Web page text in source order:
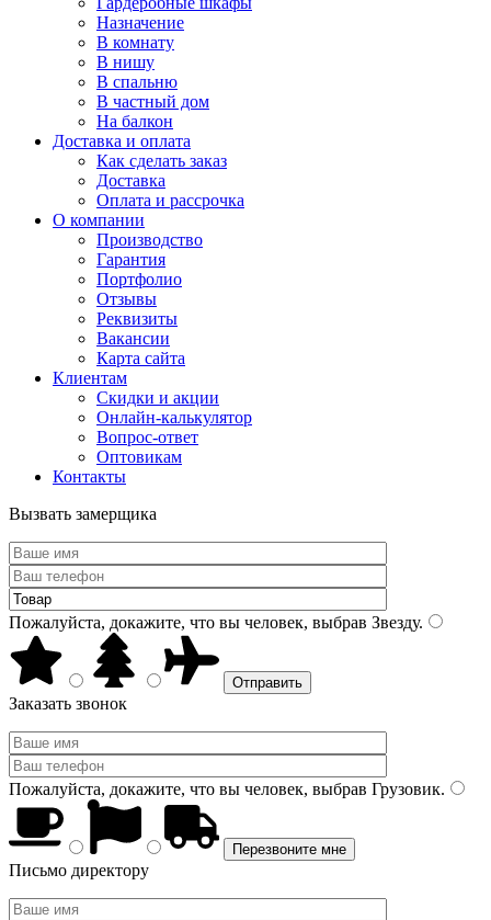
Назначение
В комнату
В нишу
В спальню
В частный дом
На балкон
Доставка и оплата
Как сделать заказ
Доставка
Оплата и рассрочка
О компании
Производство
Гарантия
Портфолио
Отзывы
Реквизиты
Вакансии
Карта сайта
Клиентам
Скидки и акции
Онлайн-калькулятор
Вопрос-ответ
Оптовикам
Контакты
Вызвать замерщика
Пожалуйста, докажите, что вы человек, выбрав Звезду.
Заказать звонок
Пожалуйста, докажите, что вы человек, выбрав Грузовик.
Письмо директору